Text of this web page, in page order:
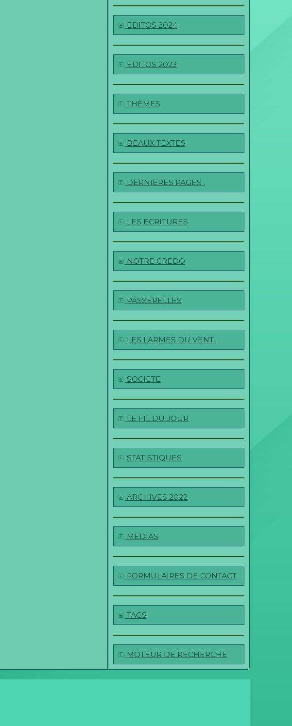
EDITOS 2024
EDITOS 2023
THÈMES
BEAUX TEXTES
DERNIERES PAGES .
LES ECRITURES
NOTRE CREDO
PASSERELLES
LES LARMES DU VENT..
SOCIETE
LE FIL DU JOUR
STATISTIQUES
ARCHIVES 2022
MEDIAS
FORMULAIRES DE CONTACT
TAGS
MOTEUR DE RECHERCHE